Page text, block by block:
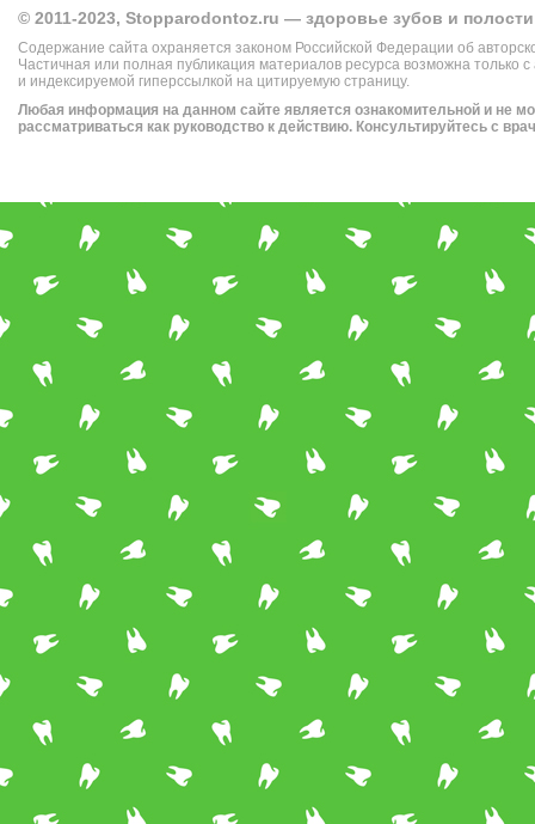
© 2011-2023, Stopparodontoz.ru — здоровье зубов и
Содержание сайта охраняется законом Российской Федерации об
Частичная или полная публикация материалов ресурса возможна только с
и индексируемой гиперссылкой на цитируемую страницу.
Любая информация на данном сайте является ознакомительной и не
рассматриваться как руководство к действию. Консультируйтесь с